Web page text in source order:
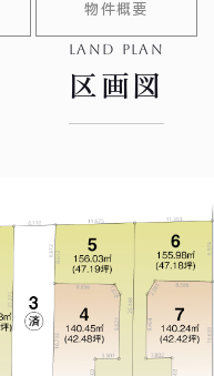
物件概要
区画図
land plan